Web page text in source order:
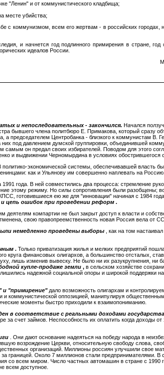
"Ленин" и от коммунистического кладбища;
месте убийства;
с коммунизмом, всем его жертвам - в российских городах,
и начнется год подлинного примирения в стране, год
идеалов России.
и непоследовательных - закончился. Начался
бывшего члена политбюро Е. Примакова, который сразу
председателем Центробанка - близкого к коммунистам В.
под давлением думской группировки, объединившей
он предал своих избирателей. Поводом для этого
и выдвижении Черномырдина в условиях обострившегося
экономической системы, обеспечивавшей власть
как и Ульянову им совершенно наплевать на Россию.
года. В ней совместились два процесса: стремление
этому режиму. Но силы сопротивления были разобщены;
готовившиеся ею же для "инновации" начиная с 1984
цепь ошибок при проведении реформ .
деятелям компартии не был закрыт доступ к власти и
свою правопреемственность новая Россия вела от
немедленно проведены выборы
, как на том
. Только приватизация жилья и мелких предприятий
круга финансовых олигархов, а большинство отсталых,
лишь изменив вывеску. Не было ни их разукрупнения, ни
купле-продаже земли ,в сельском хозяйстве
надежной социальной опоры и широкой поддержки
и "примирение" дало возможность олигархам и
коммунистической оппозицией, манипулируя
моменты быстро приходили к взаимопониманию.
в соответствие с реальными доходами государства
счет займов. Неспособность их оплатить когда доходы от
. Они дают основание надеяться на победу народа в
возрождение Церкви, относительную свободу слова,
организаций. Миллионы россиян улучшили свое
границей. Около 7 миллионов стали предпринимателями. В
со всем миром. Число частных автомашин в стране с 1990
всем доступное.